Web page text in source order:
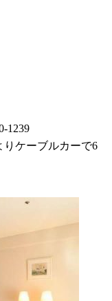
1239
ケーブルカーで6